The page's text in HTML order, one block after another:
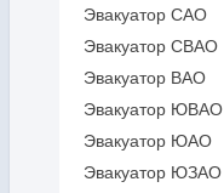
Эвакуатор САО
Эвакуатор СВАО
Эвакуатор ВАО
Эвакуатор ЮВАО
Эвакуатор ЮАО
Эвакуатор ЮЗАО